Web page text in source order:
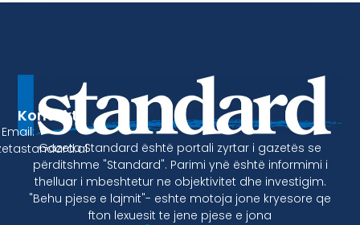
Gazeta Standard është portali zyrtar i gazetës se
përditshme "Standard". Parimi ynë është informimi i
thelluar i mbeshtetur ne objektivitet dhe investigim.
"Behu pjese e lajmit"- eshte motoja jone kryesore qe
fton lexuesit te jene pjese e jona
Kontakt
Email: